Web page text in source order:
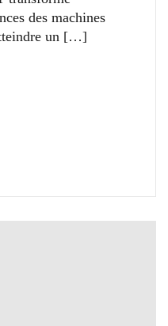
des machines
un